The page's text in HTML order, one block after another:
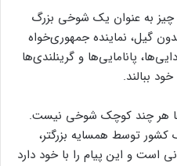
چیز به عنوان یک شوخی بزرگ
گیل، نماینده جمهوری‌خواه
پانامایی‌ها و گرینلندی‌ها
ببالند.
هر چند کوچک شوخی نیست.
توسط همسایه بزرگتر،
است و این پیام را با خود دارد